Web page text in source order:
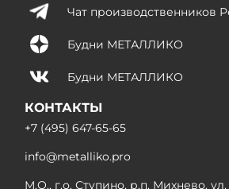
Чат производственников
Будни МЕТАЛЛИКО
Будни МЕТАЛЛИКО
КОНТАКТЫ
+7 (495) 647-65-65
info@metalliko.pro
М.О., г.о. Ступино, р.п. Михнево,